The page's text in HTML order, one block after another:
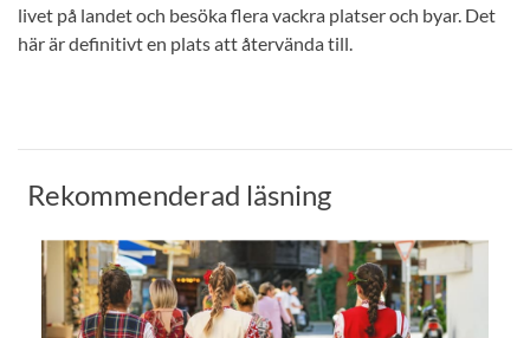
livet på landet och besöka flera vackra platser och byar. Det
här är definitivt en plats att återvända till.
Rekommenderad läsning